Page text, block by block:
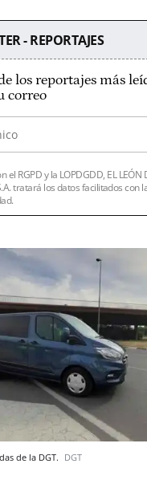
- REPORTAJES
los reportajes más
correo
RGPD y la LOPDGDD, EL LEÓN
tratará los datos facilitados con
de la DGT. DGT